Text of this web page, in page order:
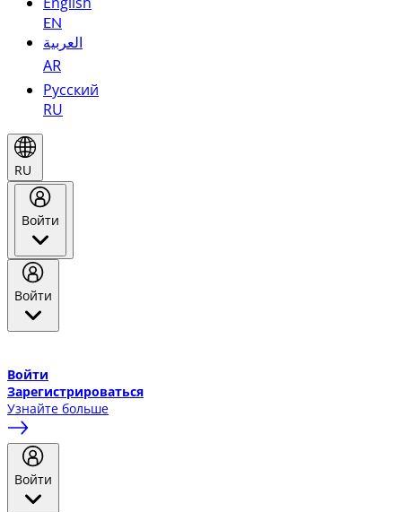
EN
العربية
AR
Русский
RU
RU
Войти
Войти
Войти
Зарегистрироваться
Узнайте больше
Войти